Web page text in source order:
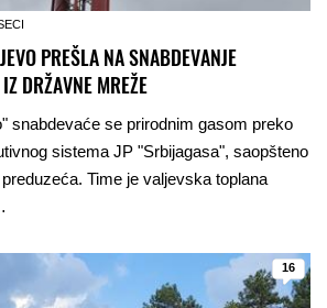
PREŠLA NA SNABDEVANJE
DRŽAVNE MREŽE
snabdevaće se prirodnim gasom preko
sistema JP "Srbijagasa", saopšteno
Time je valjevska toplana
16